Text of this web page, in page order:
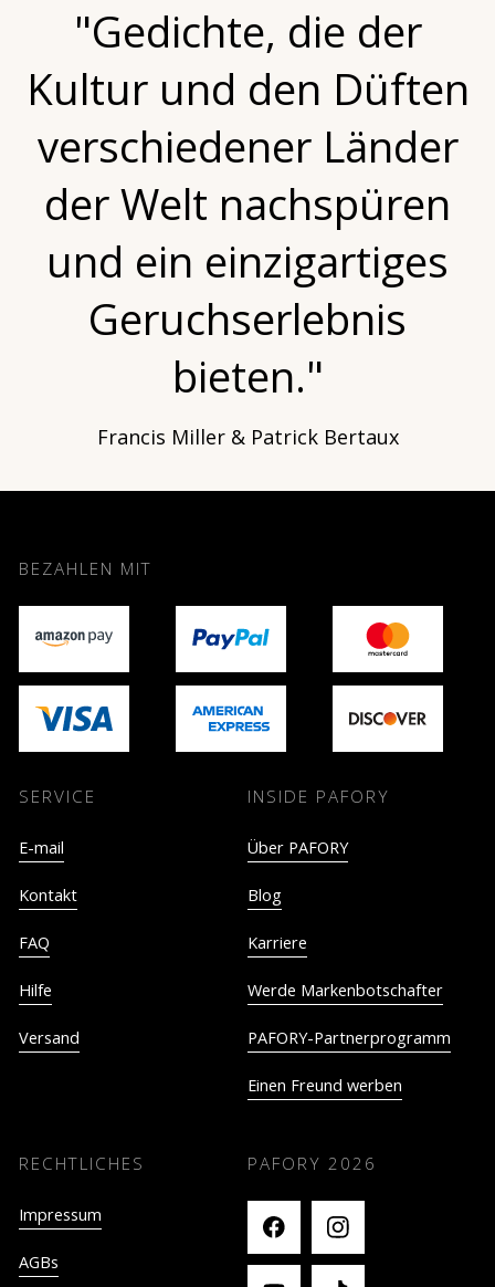
"Gedichte, die der
Kultur und den Düften
verschiedener Länder
der Welt nachspüren
und ein einzigartiges
Geruchserlebnis
bieten."
Francis Miller & Patrick Bertaux
BEZAHLEN MIT
SERVICE
E-mail
Kontakt
FAQ
Hilfe
Versand
INSIDE PAFORY
Über PAFORY
Blog
Karriere
Werde Markenbotschafter
PAFORY-Partnerprogramm
Einen Freund werben
RECHTLICHES
Impressum
AGBs
PAFORY 2026